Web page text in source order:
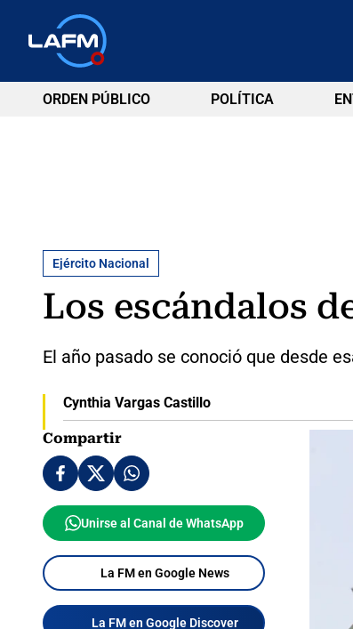
ORDEN PÚBLICO POLÍTICA
Ejército Nacional
Los escándalos
El año pasado se conoció que desde
Cynthia Vargas Castillo
Compartir
Unirse al Canal de WhatsApp
La FM en Google News
La FM en Google Discover